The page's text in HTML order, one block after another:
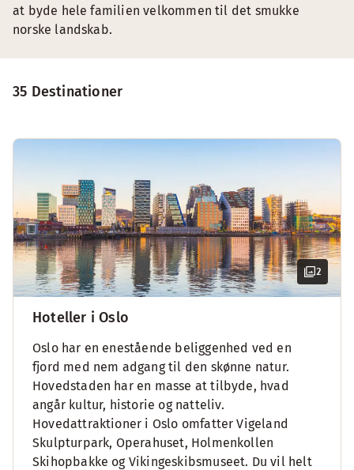
35 Destinationer
2
Hoteller i Oslo
Oslo har en enestående beliggenhed ved en
fjord med nem adgang til den skønne natur.
Hovedstaden har en masse at tilbyde, hvad
angår kultur, historie og natteliv.
Hovedattraktioner i Oslo omfatter Vigeland
Skulpturpark, Operahuset, Holmenkollen
Skihopbakke og Vikingeskibsmuseet. Du vil helt
at byde hele familien velkommen til det smukke
norske landskab.